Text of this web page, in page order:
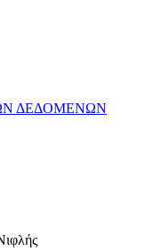
ΔΕΔΟΜΕΝΩΝ